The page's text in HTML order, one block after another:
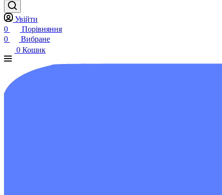
Увійти
0
Порівняння
0
Вибране
0 Кошик